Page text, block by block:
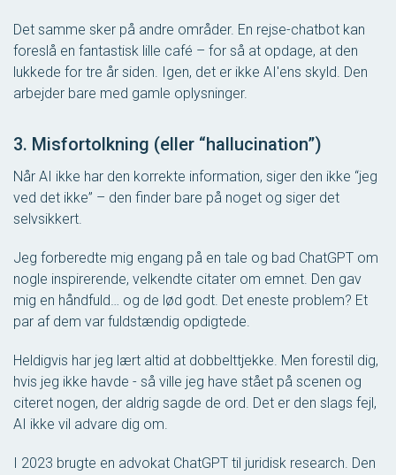
Det samme sker på andre områder. En rejse-chatbot kan
foreslå en fantastisk lille café – for så at opdage, at den
lukkede for tre år siden. Igen, det er ikke AI'ens skyld. Den
arbejder bare med gamle oplysninger.
3. Misfortolkning (eller “hallucination”)
Når AI ikke har den korrekte information, siger den ikke “jeg
ved det ikke” – den finder bare på noget og siger det
selvsikkert.
Jeg forberedte mig engang på en tale og bad ChatGPT om
nogle inspirerende, velkendte citater om emnet. Den gav
mig en håndfuld… og de lød godt. Det eneste problem? Et
par af dem var fuldstændig opdigtede.
Heldigvis har jeg lært altid at dobbelttjekke. Men forestil dig,
hvis jeg ikke havde - så ville jeg have stået på scenen og
citeret nogen, der aldrig sagde de ord. Det er den slags fejl,
AI ikke vil advare dig om.
I 2023 brugte en advokat ChatGPT til juridisk research. Den